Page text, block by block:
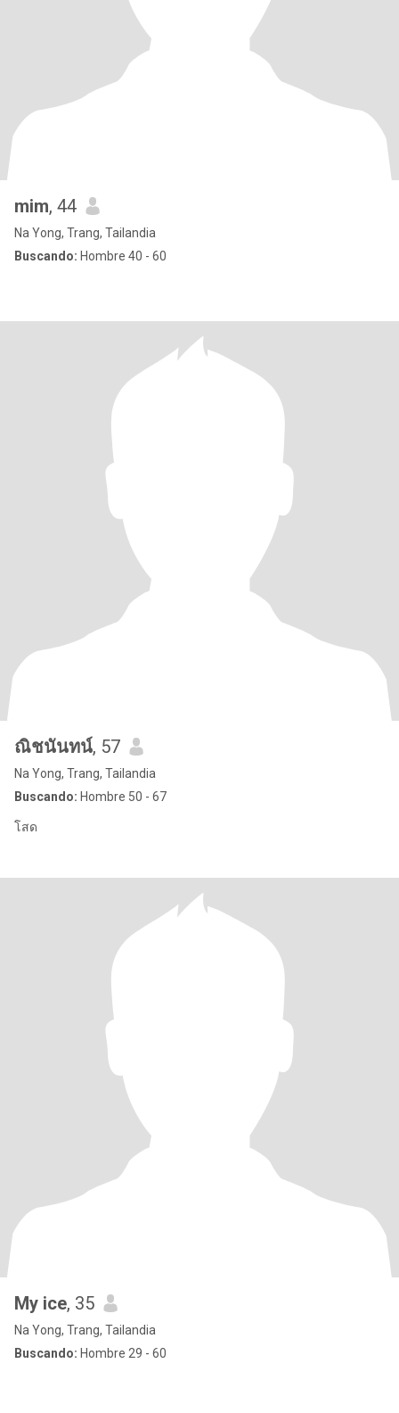
mim, 44
Na Yong, Trang, Tailandia
Buscando: Hombre 40 - 60
ณิชนันทน์, 57
Na Yong, Trang, Tailandia
Buscando: Hombre 50 - 67
โสด
My ice, 35
Na Yong, Trang, Tailandia
Buscando: Hombre 29 - 60